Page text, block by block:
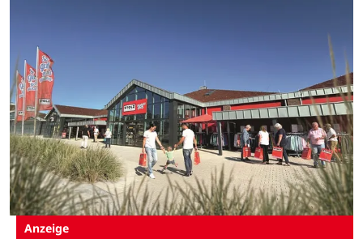
Anzeige